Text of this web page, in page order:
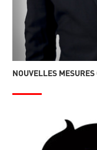
NOUVELLES